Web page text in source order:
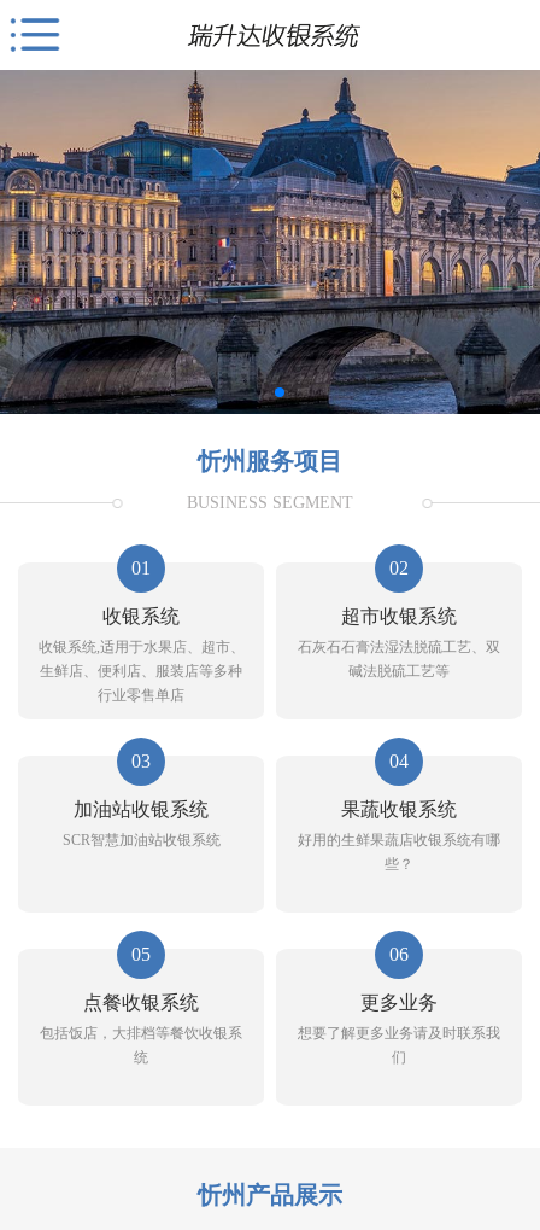
忻州服务项目
BUSINESS SEGMENT
01
收银系统
收银系统,适用于水果店、超市、
生鲜店、便利店、服装店等多种
行业零售单店
02
超市收银系统
石灰石石膏法湿法脱硫工艺、双
碱法脱硫工艺等
03
加油站收银系统
SCR智慧加油站收银系统
04
果蔬收银系统
好用的生鲜果蔬店收银系统有哪
些？
05
点餐收银系统
包括饭店，大排档等餐饮收银系
统
06
更多业务
想要了解更多业务请及时联系我
们
忻州产品展示